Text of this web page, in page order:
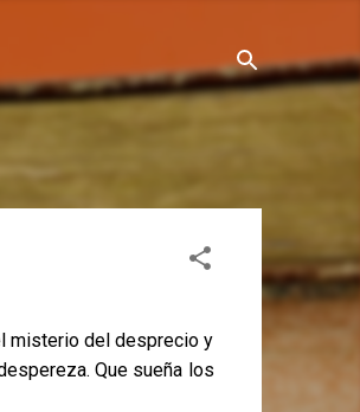
misterio del desprecio y
Que sueña los